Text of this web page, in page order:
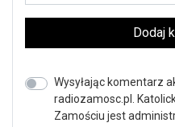
Dodaj
Wysyłając komentarz
radiozamosc.pl.
Zamościu jest